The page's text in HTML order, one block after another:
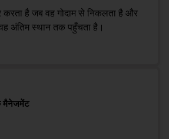
है जब वह गोदाम से निकलता है और
अंतिम स्थान तक पहुँचता है।
मैनेजमेंट